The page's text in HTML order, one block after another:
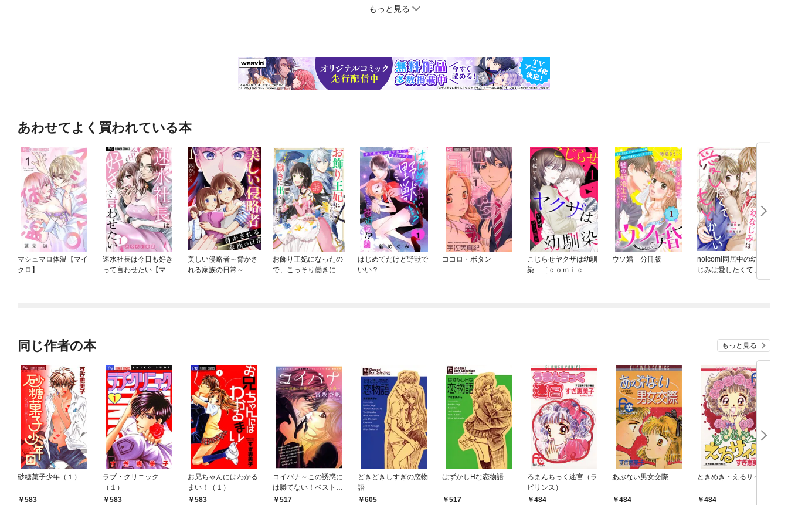
もっと見る
あわせてよく買われている本
マシュマロ体温【マイ
クロ】
速水社長は今日も好き
って言わせたい【マイ
美しい侵略者～脅かさ
れる家族の日常～
お飾り王妃になったの
で、こっそり働きに出
はじめてだけど野獣で
いい？
ココロ・ボタン
こじらせヤクザは幼馴
染 ［ｃｏｍｉｃ ｔ
ウソ婚 分冊版
noicomi同居中の幼な
じみは愛したくて、も
同じ作者の本 もっと見る
砂糖菓子少年（１）
583
ラブ・クリニック
（１）
583
お兄ちゃんにはわかる
まい！（１）
583
コイバナ～この誘惑に
は勝てない！ベスト6
～517
どきどきしすぎの恋物
語
605
はずかしHな恋物語
517
ろまんちっく迷宮（ラ
ビリンス）
484
あぶない男女交際
484
ときめき・えるサイズ
484